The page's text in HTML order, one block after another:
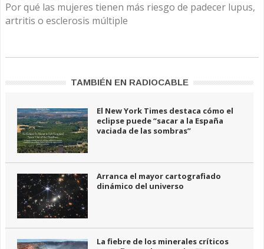
Por qué las mujeres tienen más riesgo de padecer lupus,
artritis o esclerosis múltiple
TAMBIÉN EN RADIOCABLE
El New York Times destaca cómo el
eclipse puede “sacar a la España
vaciada de las sombras”
Arranca el mayor cartografiado
dinámico del universo
La fiebre de los minerales críticos